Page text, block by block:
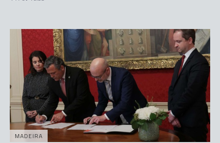
MADEIRA